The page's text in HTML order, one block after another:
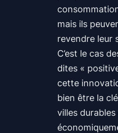
mais ils
revendre leur
C’est le cas
dites «
cette
bien être la
villes durables